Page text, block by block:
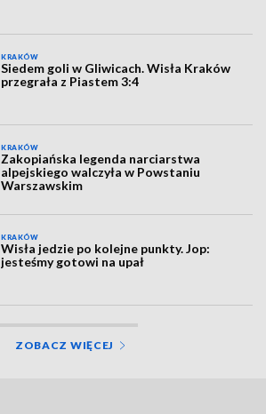
KRAKÓW
Siedem goli w Gliwicach. Wisła Kraków
przegrała z Piastem 3:4
KRAKÓW
Zakopiańska legenda narciarstwa
alpejskiego walczyła w Powstaniu
Warszawskim
KRAKÓW
Wisła jedzie po kolejne punkty. Jop:
jesteśmy gotowi na upał
ZOBACZ WIĘCEJ